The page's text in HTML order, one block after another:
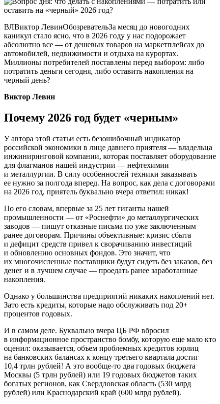
ВЛВиктор ЛевинОбозревательЗа месяц до новогодних
каникул стало ясно, что в 2026 году у нас подорожает
абсолютно все — от дешевых товаров на маркетплейсах до
автомобилей, недвижимости и отдыха на курортах.
Миллионы потребителей поставлены перед выбором: либо
потратить деньги сегодня, либо оставить накопления на
черный день?
Виктор Левин
Почему 2026 год будет «черным»
У автора этой статьи есть безошибочный индикатор
российской экономики в лице давнего приятеля — владельца
инжиниринговой компании, которая поставляет оборудование
для флагманов нашей индустрии — нефтехимии
и металлургии. В силу особенностей техники заказывать
ее нужно за полгода вперед. На вопрос, как дела с договорами
на 2026 год, приятель буквально вчера ответил: никак!
По его словам, впервые за 25 лет гиганты нашей
промышленности — от «Роснефти» до металлургических
заводов — пишут отказные письма по уже заключенным
ранее договорам. Причины объективные: кризис сбыта
и дефицит средств привел к сворачиванию инвестиций
и обновлению основных фондов. Это значит, что
их многочисленные поставщики будут сидеть без заказов, без
денег и в лучшем случае — проедать ранее заработанные
накопления.
Однако у большинства предприятий никаких накоплений нет.
Зато есть кредиты, которые надо обслуживать под 20+
процентов годовых.
И в самом деле. Буквально вчера ЦБ РФ вбросил
в информационное пространство бомбу, которую еще мало кто
оценил: оказывается, объем проблемных кредитов юрлиц
на банковских балансах к концу третьего квартала достиг
10,4 трлн рублей! А это вообще-то два годовых бюджета
Москвы (5 трлн рублей) или 19 годовых бюджетов таких
богатых регионов, как Свердловская область (530 млрд
рублей) или Краснодарский край (600 млрд рублей).